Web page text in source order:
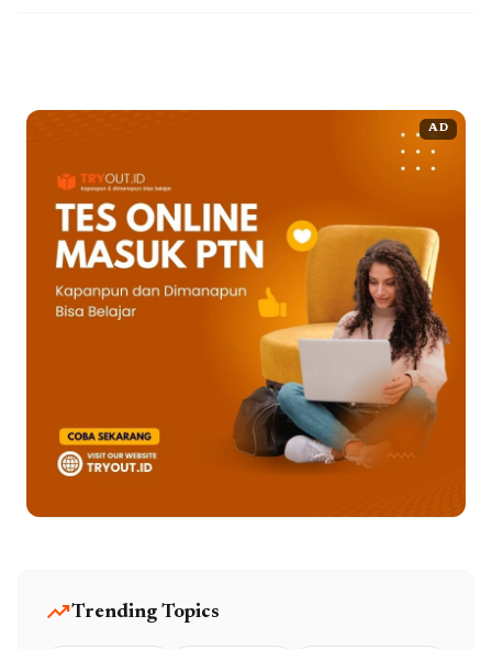
AD
trending_upTrending Topics